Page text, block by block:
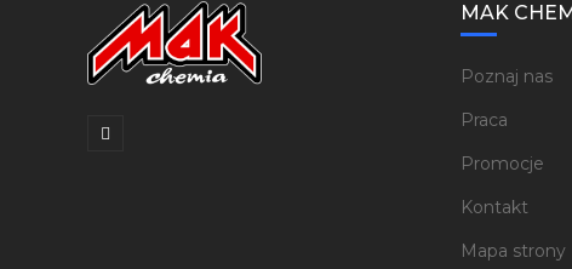
MAK
Poznaj nas
Praca
Promocje
Kontakt
Mapa strony